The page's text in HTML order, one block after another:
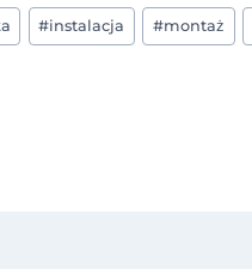
#instalacja #montaż